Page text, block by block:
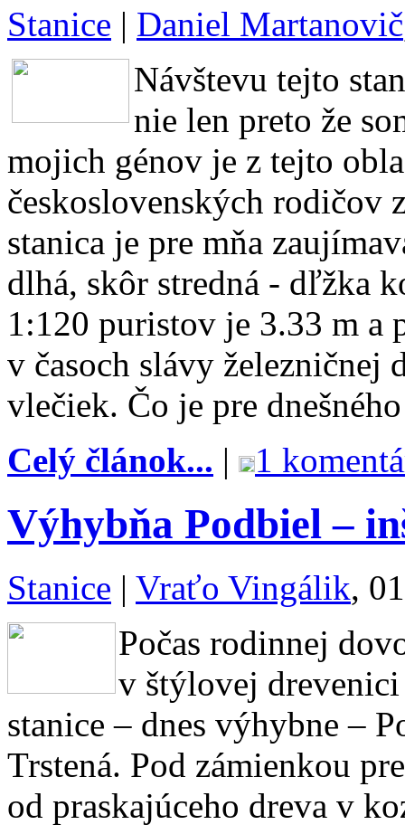
Stanice | Daniel Martanovič
Návštevu tejto
nie len preto že
mojich génov je z tejto
československých rodičov
stanica je pre mňa
dlhá, skôr stredná - dľžka
1:120 puristov je 3.33 m a
v časoch slávy
vlečiek. Čo je pre
Celý článok... | 1
Výhybňa Podbiel –
Stanice | Vraťo Vingálik,
Počas rodinnej
v štýlovej
stanice – dnes výhybne –
Trstená. Pod zámienkou
od praskajúceho dreva v